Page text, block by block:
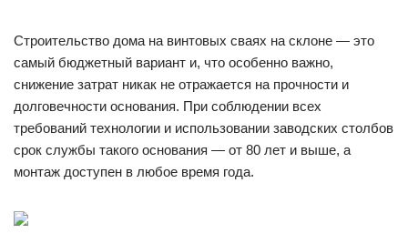
Строительство дома на винтовых сваях на склоне — это
самый бюджетный вариант и, что особенно важно,
снижение затрат никак не отражается на прочности и
долговечности основания. При соблюдении всех
требований технологии и использовании заводских столбов
срок службы такого основания — от 80 лет и выше, а
монтаж доступен в любое время года.